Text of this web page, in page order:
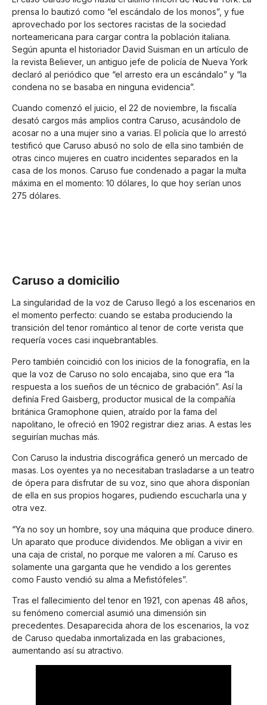
prensa lo bautizó como “el escándalo de los monos”, y fue
aprovechado por los sectores racistas de la sociedad
norteamericana para cargar contra la población italiana.
Según apunta el historiador David Suisman en un artículo de
la revista Believer, un antiguo jefe de policía de Nueva York
declaró al periódico que “el arresto era un escándalo” y “la
condena no se basaba en ninguna evidencia”.
Cuando comenzó el juicio, el 22 de noviembre, la fiscalía
desató cargos más amplios contra Caruso, acusándolo de
acosar no a una mujer sino a varias. El policía que lo arrestó
testificó que Caruso abusó no solo de ella sino también de
otras cinco mujeres en cuatro incidentes separados en la
casa de los monos. Caruso fue condenado a pagar la multa
máxima en el momento: 10 dólares, lo que hoy serían unos
275 dólares.
Caruso a domicilio
La singularidad de la voz de Caruso llegó a los escenarios en
el momento perfecto: cuando se estaba produciendo la
transición del tenor romántico al tenor de corte verista que
requería voces casi inquebrantables.
Pero también coincidió con los inicios de la fonografía, en la
que la voz de Caruso no solo encajaba, sino que era “la
respuesta a los sueños de un técnico de grabación”. Así la
definía Fred Gaisberg, productor musical de la compañía
británica Gramophone quien, atraído por la fama del
napolitano, le ofreció en 1902 registrar diez arias. A estas les
seguirían muchas más.
Con Caruso la industria discográfica generó un mercado de
masas. Los oyentes ya no necesitaban trasladarse a un teatro
de ópera para disfrutar de su voz, sino que ahora disponían
de ella en sus propios hogares, pudiendo escucharla una y
otra vez.
“Ya no soy un hombre, soy una máquina que produce dinero.
Un aparato que produce dividendos. Me obligan a vivir en
una caja de cristal, no porque me valoren a mí. Caruso es
solamente una garganta que he vendido a los gerentes
como Fausto vendió su alma a Mefistófeles”.
Tras el fallecimiento del tenor en 1921, con apenas 48 años,
su fenómeno comercial asumió una dimensión sin
precedentes. Desaparecida ahora de los escenarios, la voz
de Caruso quedaba inmortalizada en las grabaciones,
aumentando así su atractivo.